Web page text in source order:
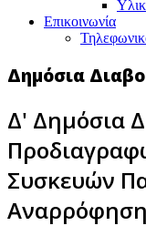
Επικοινωνία
Δημόσια
Δ' Δημόσια
Συσκευών